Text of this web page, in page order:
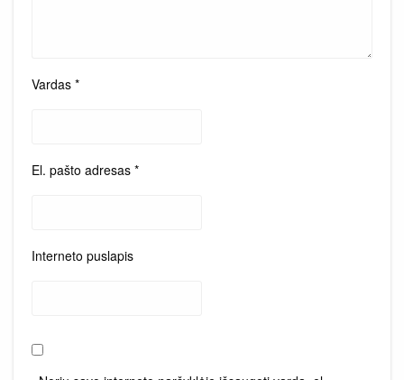
Vardas *
El. pašto adresas *
Interneto puslapis